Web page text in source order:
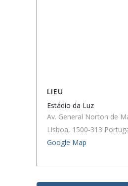
LIEU
Estádio da Luz
Av. General Norton de
Lisboa, 1500-313
Google Map